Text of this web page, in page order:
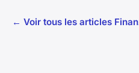
← Voir tous les articles